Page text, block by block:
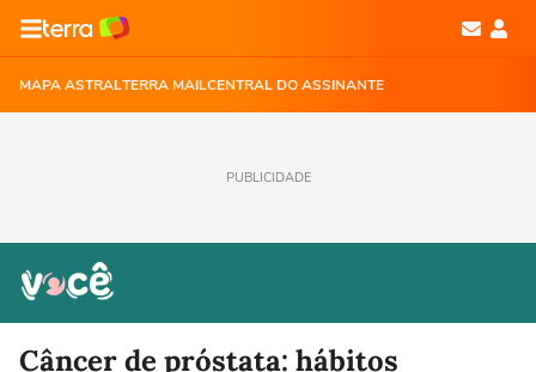
MAPA ASTRALTERRA MAILCENTRAL DO ASSINANTE
PUBLICIDADE
Câncer de próstata: hábitos